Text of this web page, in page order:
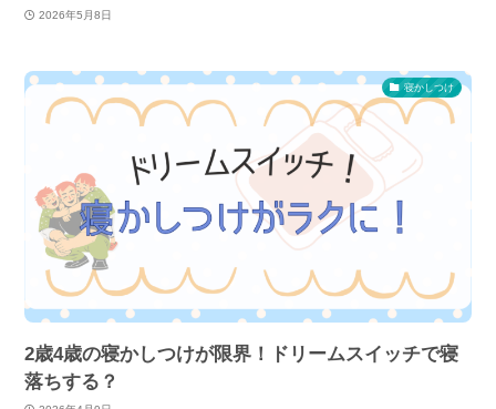
2026年5月8日
寝かしつけ
2歳4歳の寝かしつけが限界！ドリームスイッチで寝
落ちする？